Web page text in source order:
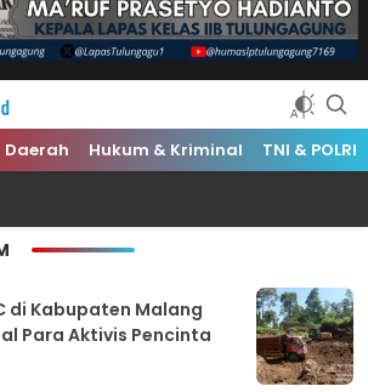
& Profesional
Daerah Hukum & Kriminal TNI & POLRI
di Kabupaten Malang
Para Aktivis Pencinta